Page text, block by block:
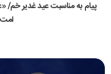
جوادی آملی
پیام به مناسبت عید غدیر